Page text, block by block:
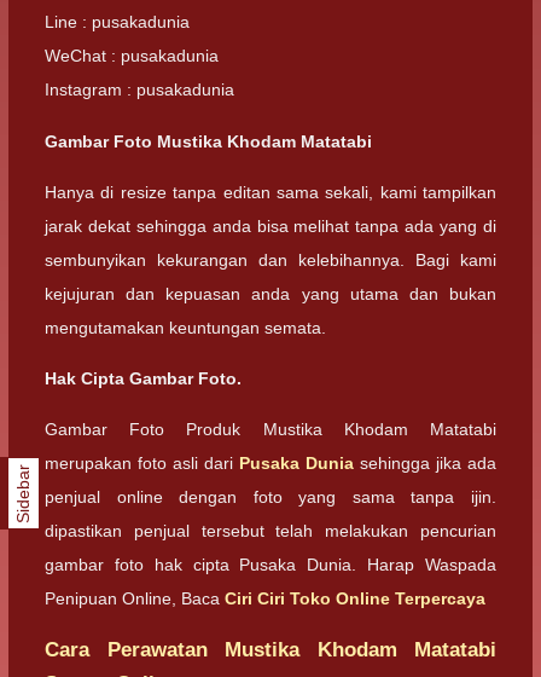
Line : pusakadunia
WeChat : pusakadunia
Instagram : pusakadunia
Gambar Foto Mustika Khodam Matatabi
Hanya di resize tanpa editan sama sekali, kami tampilkan
jarak dekat sehingga anda bisa melihat tanpa ada yang di
sembunyikan kekurangan dan kelebihannya. Bagi kami
kejujuran dan kepuasan anda yang utama dan bukan
mengutamakan keuntungan semata.
Hak Cipta Gambar Foto.
Gambar Foto Produk Mustika Khodam Matatabi
merupakan foto asli dari Pusaka Dunia sehingga jika ada
penjual online dengan foto yang sama tanpa ijin.
dipastikan penjual tersebut telah melakukan pencurian
gambar foto hak cipta Pusaka Dunia. Harap Waspada
Penipuan Online, Baca Ciri Ciri Toko Online Terpercaya
Cara Perawatan Mustika Khodam Matatabi
Sidebar